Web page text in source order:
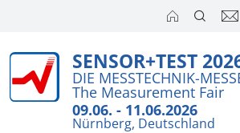
SENSOR+TEST
DIE MESSTECHNIK-
The Measurement Fair
09.06. - 11.06.2026
Nürnberg, Deutschland